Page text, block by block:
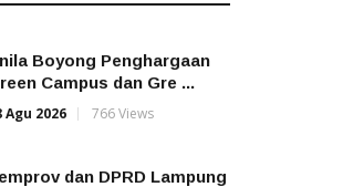
Boyong Penghargaan
Campus dan Gre ...
Agu 2026
766 Views
dan DPRD Lampung